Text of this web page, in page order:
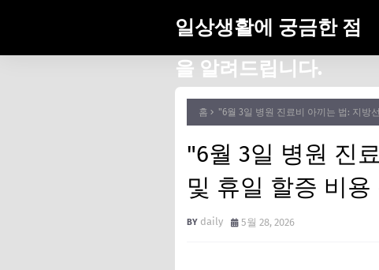
일상생활에 궁금한 점
을 알려드립니다.
홈 "6월 3일 병원 진료비 아끼는 법: 지방
"6월 3일 병원 진
및 휴일 할증 비
daily 5월 28, 2026